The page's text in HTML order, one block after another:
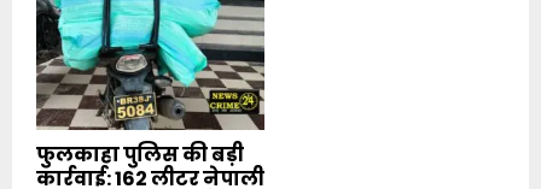
फुलकाहा पुलिस की बड़ी
कार्रवाई: 162 लीटर नेपाली